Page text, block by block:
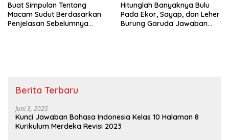
Buat Simpulan Tentang
Macam Sudut Berdasarkan
Penjelasan Sebelumnya
Hitunglah Banyaknya Bulu
Pada Ekor, Sayap, dan Leher
Burung Garuda Jawaban
Berita Terbaru
Juni 3, 2025
Kunci Jawaban Bahasa Indonesia Kelas 10 Halaman 8
Kurikulum Merdeka Revisi 2023